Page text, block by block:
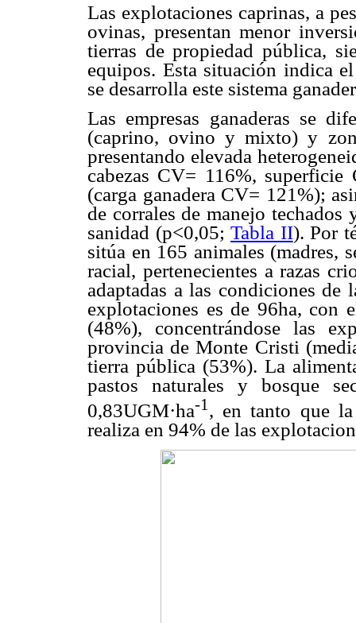
Las explotaciones caprinas, a
ovinas, presentan menor
tierras de propiedad pública,
equipos. Esta situación indica
se desarrolla este sistema
Las empresas ganaderas se
(caprino, ovino y mixto) y
presentando elevada
cabezas CV= 116%,
(carga ganadera CV= 121%);
de corrales de manejo
sanidad (p<0,05;Tabla II). Por
sitúa en 165 animales (madres,
racial, pertenecientes a razas
adaptadas a las condiciones
explotaciones es de 96ha, con
(48%), concentrándose las
provincia de Monte Cristi
tierra pública (53%). La
pastos naturales y bosque
0,83UGM·ha-1 , en tanto que la
realiza en 94% de las